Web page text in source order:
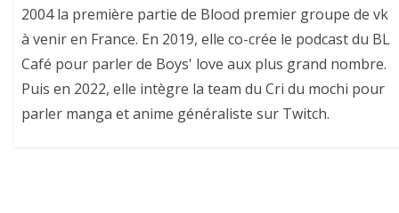
2004 la première partie de Blood premier groupe de vk
à venir en France. En 2019, elle co-crée le podcast du BL
Café pour parler de Boys' love aux plus grand nombre.
Puis en 2022, elle intègre la team du Cri du mochi pour
parler manga et anime généraliste sur Twitch.